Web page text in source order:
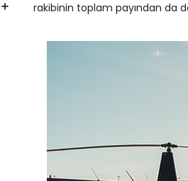
rakibinin toplam payından da